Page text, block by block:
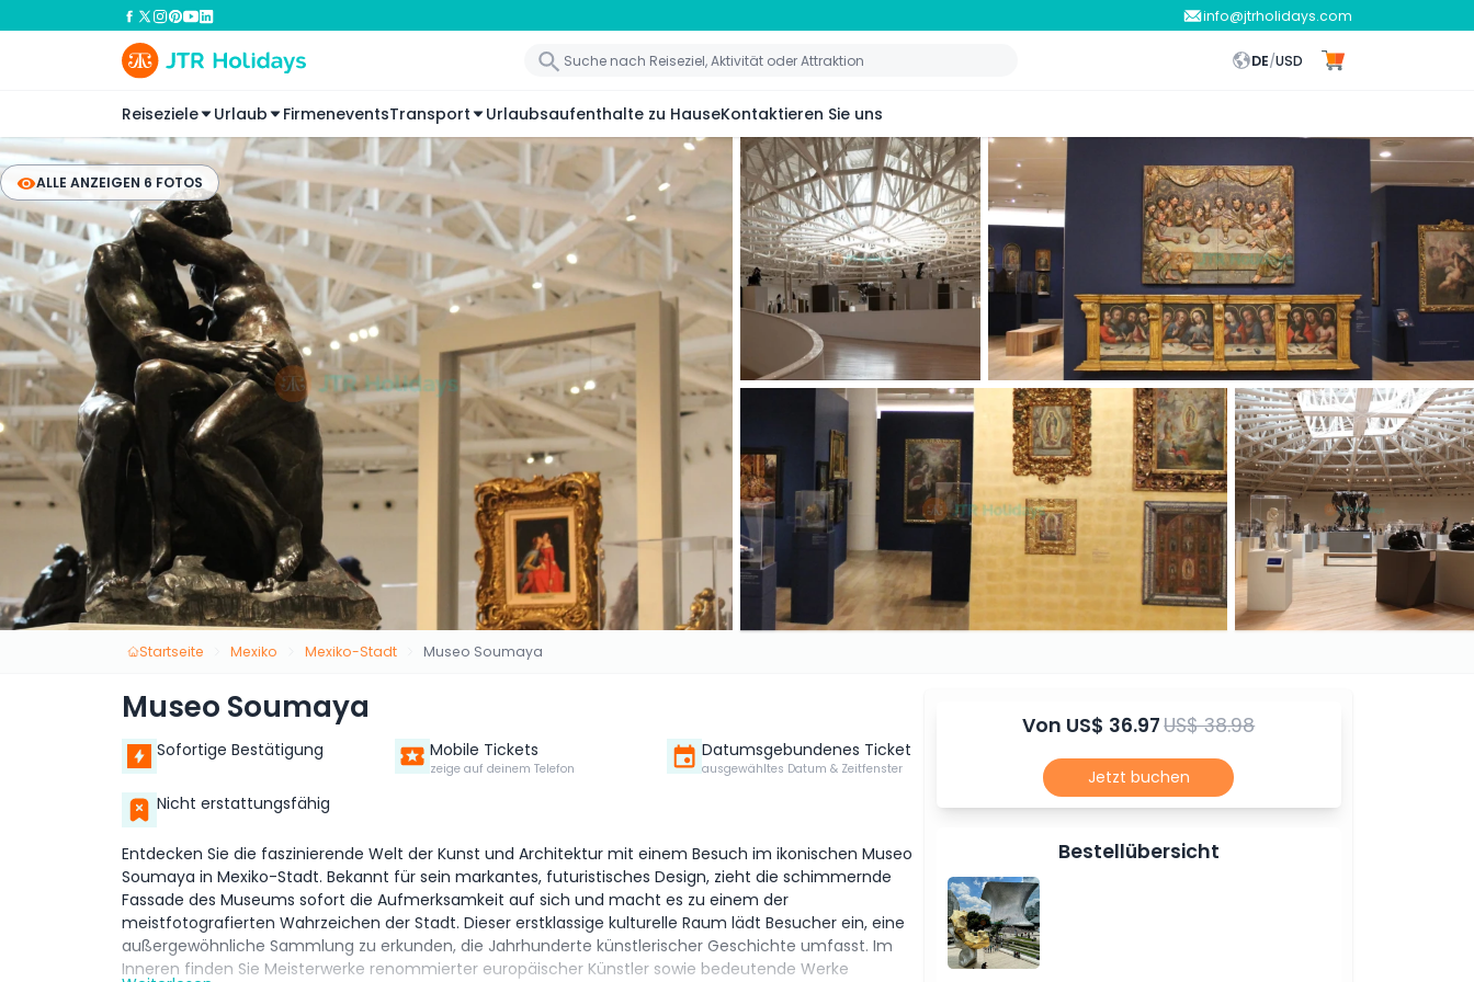
info@jtrholidays.com
DE/USD
Reiseziele Urlaub FirmeneventsTransport Urlaubsaufenthalte zu HauseKontaktieren Sie uns
ALLE ANZEIGEN 6 FOTOS
Startseite Mexiko Mexiko-Stadt Museo Soumaya
Museo Soumaya
Sofortige Bestätigung Mobile Tickets
zeige auf deinem Telefon
Datumsgebundenes Ticket
ausgewähltes Datum & Zeitfenster
Nicht erstattungsfähig
Entdecken Sie die faszinierende Welt der Kunst und Architektur mit einem Besuch im ikonischen Museo
Soumaya in Mexiko-Stadt. Bekannt für sein markantes, futuristisches Design, zieht die schimmernde
Fassade des Museums sofort die Aufmerksamkeit auf sich und macht es zu einem der
meistfotografierten Wahrzeichen der Stadt. Dieser erstklassige kulturelle Raum lädt Besucher ein, eine
außergewöhnliche Sammlung zu erkunden, die Jahrhunderte künstlerischer Geschichte umfasst. Im
Inneren finden Sie Meisterwerke renommierter europäischer Künstler sowie bedeutende Werke
Von US$ 36.97US$ 38.98
Jetzt buchen
Bestellübersicht